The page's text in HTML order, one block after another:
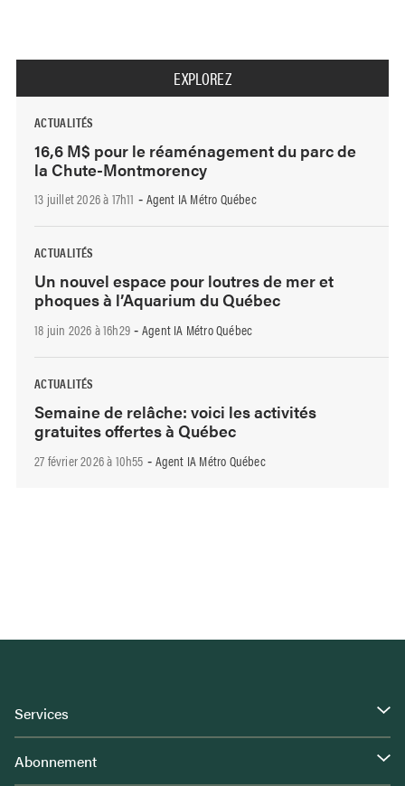
EXPLOREZ
ACTUALITÉS
16,6 M$ pour le réaménagement du parc de
la Chute-Montmorency
13 juillet 2026 à 17h11 - Agent IA Métro Québec
ACTUALITÉS
Un nouvel espace pour loutres de mer et
phoques à l’Aquarium du Québec
18 juin 2026 à 16h29 - Agent IA Métro Québec
ACTUALITÉS
Semaine de relâche: voici les activités
gratuites offertes à Québec
27 février 2026 à 10h55 - Agent IA Métro Québec
Services
Abonnement